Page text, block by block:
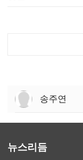
송주연
뉴스리듬